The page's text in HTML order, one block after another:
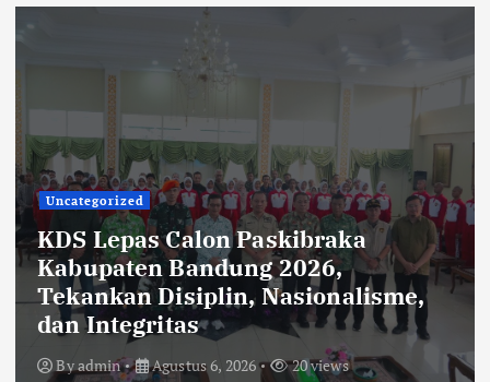
Uncategorized
Rehabilitasi Ruang Kelas SMPN 2
Cilengkrang: CV Cipta Purnama
Abadi Diduga Langgar Aturan
Transparansi dan K3
Byadmin Agustus 6, 2026 35 views